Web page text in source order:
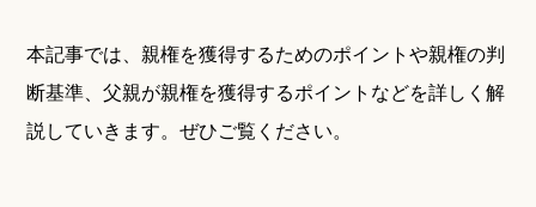
本記事では、親権を獲得するためのポイントや親権の判
断基準、父親が親権を獲得するポイントなどを詳しく解
説していきます。ぜひご覧ください。